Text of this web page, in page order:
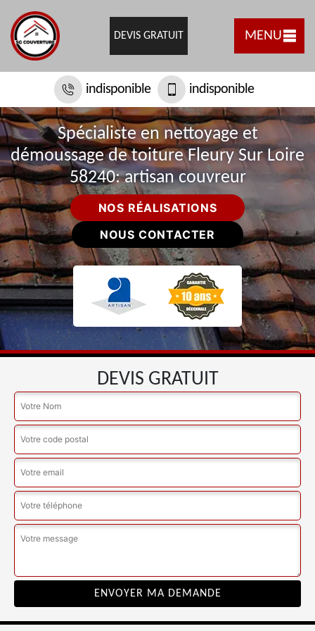
DEVIS GRATUIT MENU
indisponible indisponible
Spécialiste en nettoyage et
démoussage de toiture Fleury Sur Loire
58240: artisan couvreur
NOS RÉALISATIONS
NOUS CONTACTER
DEVIS GRATUIT